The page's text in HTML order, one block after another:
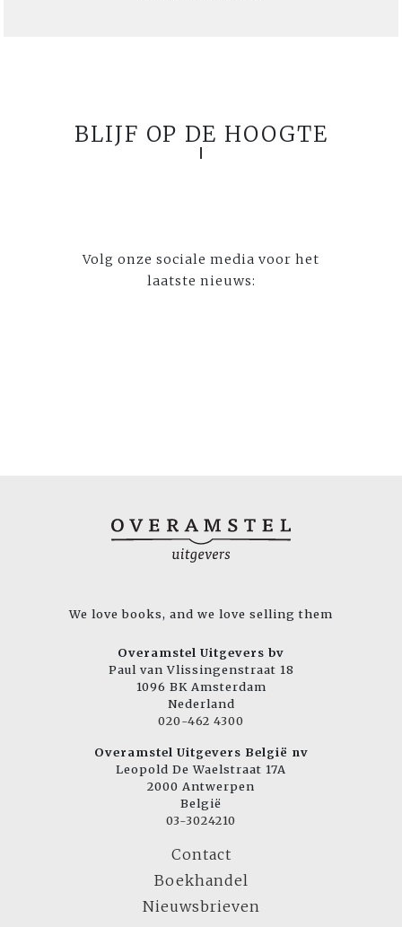
BLIJF OP DE HOOGTE
Volg onze sociale media voor het
laatste nieuws:
We love books, and we love selling them
Overamstel Uitgevers bv
Paul van Vlissingenstraat 18
1096 BK Amsterdam
Nederland
020-462 4300
Overamstel Uitgevers België nv
Leopold De Waelstraat 17A
2000 Antwerpen
België
03-3024210
Contact
Boekhandel
Nieuwsbrieven